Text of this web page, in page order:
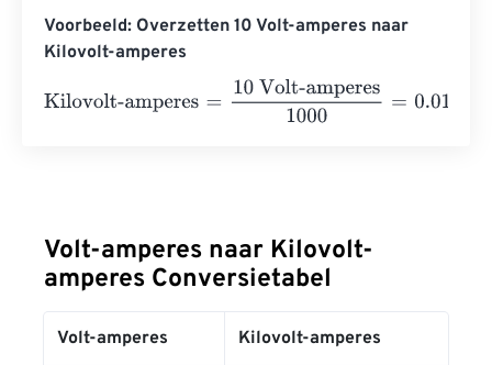
Voorbeeld: Overzetten 10 Volt-amperes naar
Kilovolt-amperes
Kilovolt-amperes
10 Volt-amperes1000=0.01 Kilovolt-
Volt-amperes naar Kilovolt-
amperes Conversietabel
Volt-amperes Kilovolt-amperes